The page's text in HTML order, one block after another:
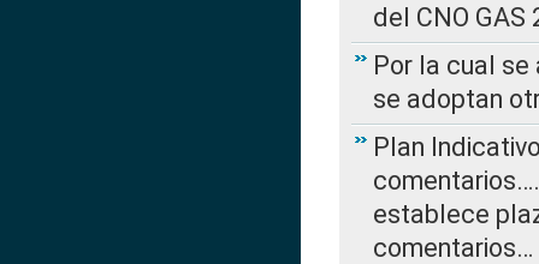
del CNO
Por la cual
se adoptan
Plan
establece
comentarios…